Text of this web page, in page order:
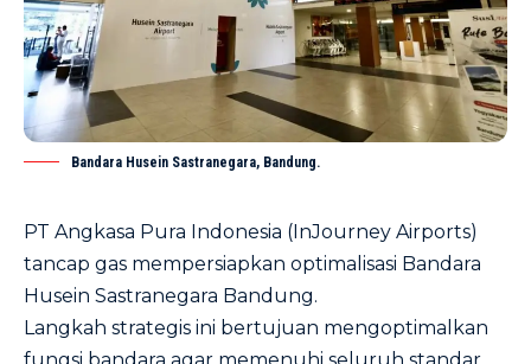
Bandara Husein Sastranegara, Bandung.
PT Angkasa Pura Indonesia (InJourney Airports)
tancap gas mempersiapkan optimalisasi Bandara
Husein Sastranegara Bandung.
Langkah strategis ini bertujuan mengoptimalkan